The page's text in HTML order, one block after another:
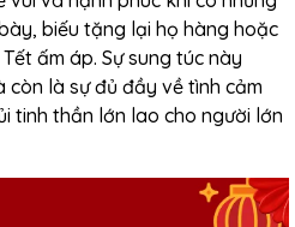
biếu tặng lại họ hàng hoặc
ấm áp. Sự sung túc này
còn là sự đủ đầy về tình cảm
tinh thần lớn lao cho người lớn